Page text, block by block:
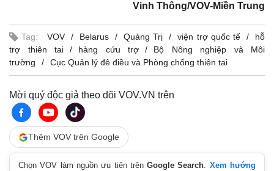
Kinh tế
Bất động sản
Khởi nghiệp
Thị trường
Giá vàng
Tiêu dùng
Tỷ giá
Chứng khoán
Vinh Thông/VOV-Miền Trung
Tag: VOV Belarus Quảng Trị viện trợ quốc tế
hỗ
trợ thiên tai
hàng cứu trợ
Bộ Nông nghiệp và Môi
trường
Cục Quản lý đê điều và Phòng chống thiên tai
Mời quý độc giả theo dõi VOV.VN trên
Thêm VOV trên Google
Chọn VOV làm nguồn ưu tiên trênGoogle Search. Xem hướng